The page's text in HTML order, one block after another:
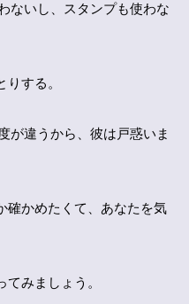
ないし、スタンプも使わな
する。
が違うから、彼は戸惑いま
確かめたくて、あなたを気
みましょう。